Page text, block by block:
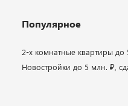
Популярное
2-х комнатные квартиры до
Новостройки до 5 млн. ₽,